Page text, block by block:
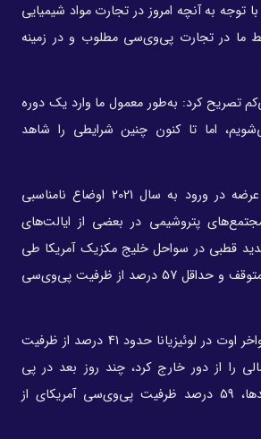
به آنچه امروز در تجارت مواد شیمیایی
ما در تجارت پی‌وی‌سی مطلوب و در زمینه
تصریح کرد: به‌طور معمول ما وارد یک دوره
اما تا کنون چنین شرایطی را شاهد
پتروسن گفت: شرایط عرضه در ورود به سال 2021 اوضاع نامناسبی
پتروشیمی‌ در بعضی از ایالت‌های
قطبی در سواحل خلیج مکزیک آمریکا طی
ماه فوریه برای دو ماه متوقف و حداقل 57 درصد از ظرفیت پی‌وی‌سی
سپس طوفان آیدا در اواخر اوت در لوئیزیانا حدود 41 درصد از ظرفیت
را از دور خارج کرد، چند روز بعد در پی
تعطیلی بعضی از واحدها، 59 درصد ظرفیت پی‌وی‌سی آمریکای از